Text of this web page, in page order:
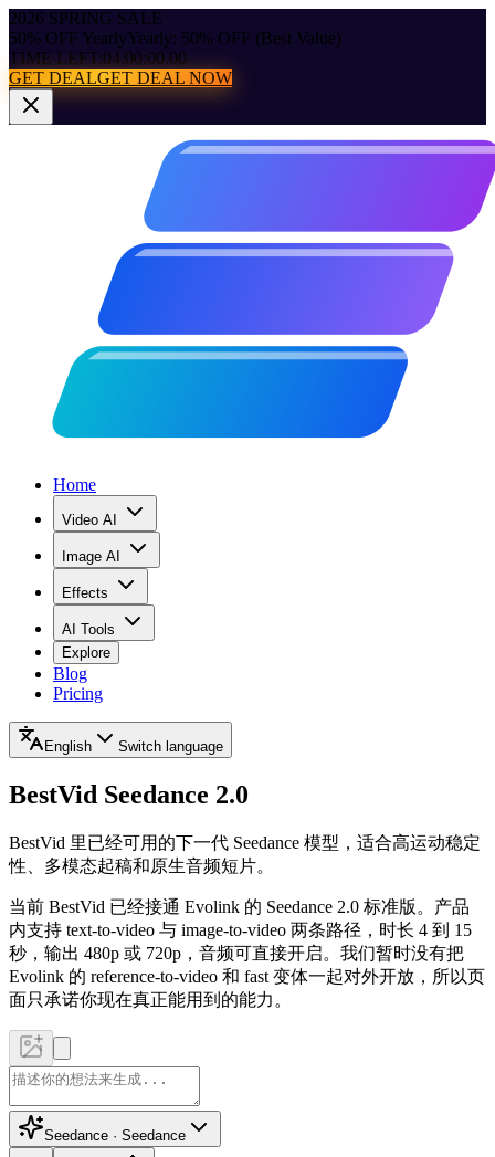
2026 SPRING SALE
50% OFF YearlyYearly: 50% OFF (Best Value)
TIME LEFT:04:00:00.00
GET DEALGET DEAL NOW
Home
Video AI
Image AI
Effects
AI Tools
Explore
Blog
Pricing
English Switch language
BestVid Seedance 2.0
BestVid 里已经可用的下一代 Seedance 模型，适合高运动稳定
性、多模态起稿和原生音频短片。
当前 BestVid 已经接通 Evolink 的 Seedance 2.0 标准版。产品
内支持 text-to-video 与 image-to-video 两条路径，时长 4 到 15
秒，输出 480p 或 720p，音频可直接开启。我们暂时没有把
Evolink 的 reference-to-video 和 fast 变体一起对外开放，所以页
面只承诺你现在真正能用到的能力。
Seedance · Seedance